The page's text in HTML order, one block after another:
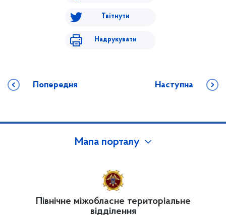
Твітнути
Надрукувати
Попередня Наступна
Мапа порталу
Північне міжобласне територіальне
відділення